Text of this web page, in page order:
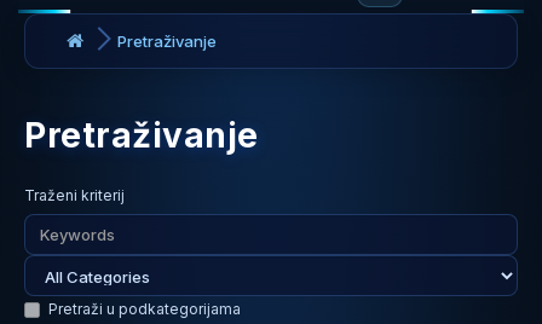
Pretraživanje
Pretraživanje
Traženi kriterij
Pretraži u podkategorijama